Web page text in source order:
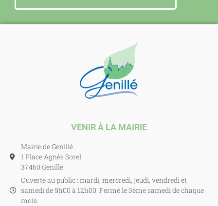
VENIR À LA MAIRIE
Mairie de Genillé
1 Place Agnès Sorel
37460 Genillé
Ouverte au public : mardi, mercredi, jeudi, vendredi et
samedi de 9h00 à 12h00. Fermé le 3ème samedi de chaque
mois.